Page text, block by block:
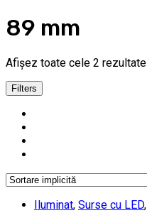
89 mm
Afișez toate cele 2 rezultate
Filters
Iluminat, Surse cu LED,